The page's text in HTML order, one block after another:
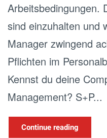
Arbeitsbedingungen.
sind einzuhalten und
Manager zwingend
Pflichten im
Kennst du deine
Management? S+P...
Continue reading